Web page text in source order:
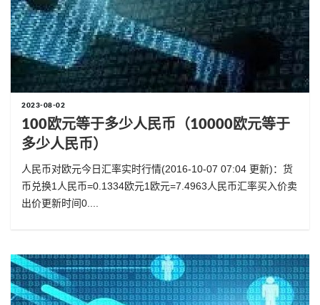
2023-08-02
100欧元等于多少人民币（10000欧元等于
多少人民币）
人民币对欧元今日汇率实时行情(2016-10-07 07:04 更新)：货
币兑换1人民币=0.1334欧元1欧元=7.4963人民币汇率买入价卖
出价更新时间0....